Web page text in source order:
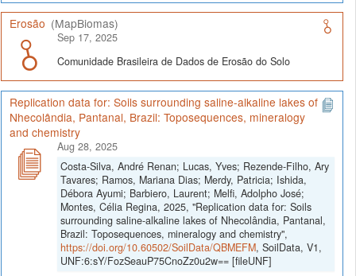
Erosão (MapBiomas)
Sep 17, 2025
Comunidade Brasileira de Dados de Erosão do Solo
Replication data for: Soils surrounding saline-alkaline lakes of
Nhecolândia, Pantanal, Brazil: Toposequences, mineralogy
and chemistry
Aug 28, 2025
Costa-Silva, André Renan; Lucas, Yves; Rezende-Filho, Ary
Tavares; Ramos, Mariana Dias; Merdy, Patricia; Ishida,
Débora Ayumi; Barbiero, Laurent; Melfi, Adolpho José;
Montes, Célia Regina, 2025, "Replication data for: Soils
surrounding saline-alkaline lakes of Nhecolândia, Pantanal,
Brazil: Toposequences, mineralogy and chemistry",
https://doi.org/10.60502/SoilData/QBMEFM, SoilData, V1,
UNF:6:sY/FozSeauP75CnoZz0u2w== [fileUNF]